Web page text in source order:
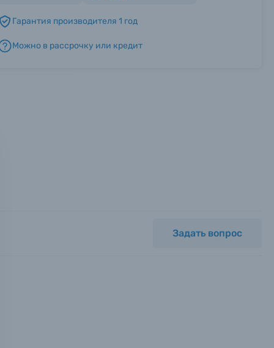
с
Гарантия производителя 1 год
Можно в рассрочку или кредит
Задать вопрос